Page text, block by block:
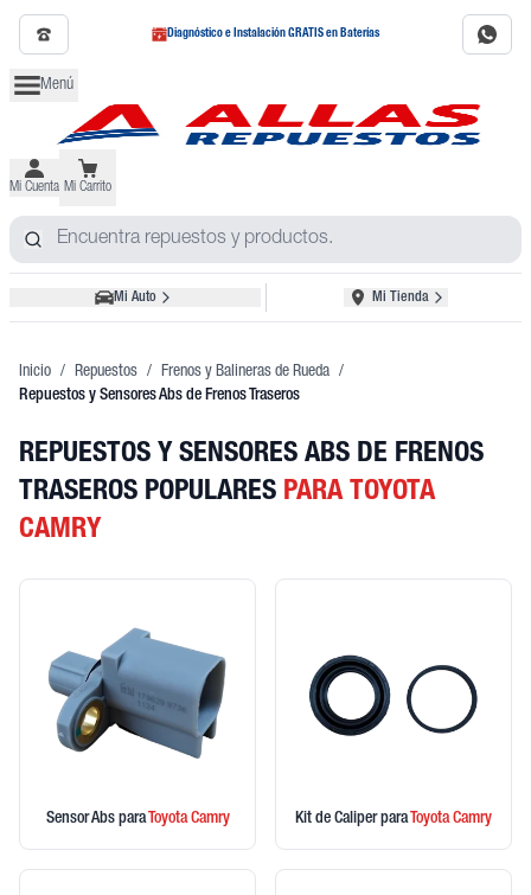
Diagnóstico e Instalación GRATIS en Baterías
Menú
Mi Cuenta Mi Carrito
Mi Auto Mi Tienda
Inicio / Repuestos / Frenos y Balineras de Rueda /
Repuestos y Sensores Abs de Frenos Traseros
REPUESTOS Y SENSORES ABS DE FRENOS
TRASEROS POPULARES PARA TOYOTA
CAMRY
Sensor Abs para ToyotaCamry Kit de Caliper para ToyotaCamry